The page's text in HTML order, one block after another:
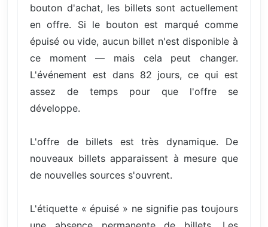
bouton d'achat, les billets sont actuellement
en offre. Si le bouton est marqué comme
épuisé ou vide, aucun billet n'est disponible à
ce moment — mais cela peut changer.
L'événement est dans 82 jours, ce qui est
assez de temps pour que l'offre se
développe.
L'offre de billets est très dynamique. De
nouveaux billets apparaissent à mesure que
de nouvelles sources s'ouvrent.
L'étiquette « épuisé » ne signifie pas toujours